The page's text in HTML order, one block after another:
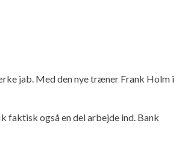
jab. Med den nye træner Frank Holm i
faktisk også en del arbejde ind. Bank